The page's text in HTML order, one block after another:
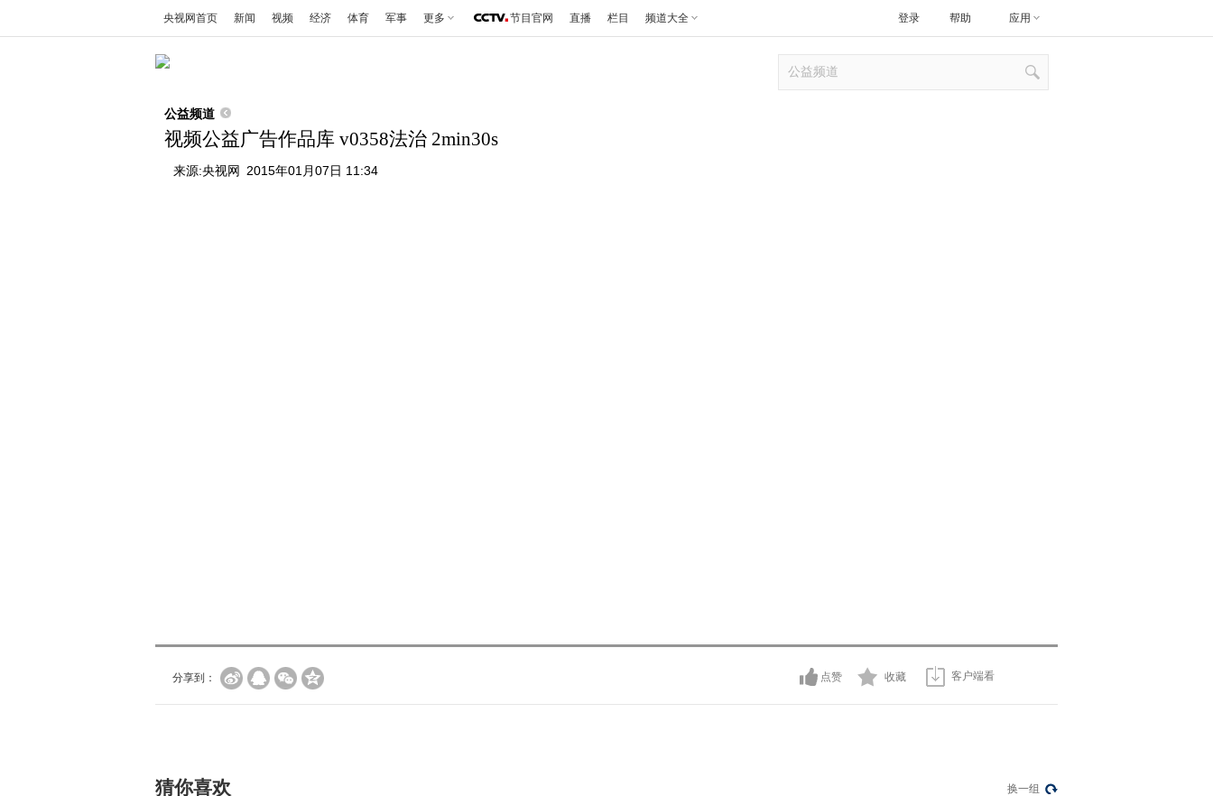
央视网首页 新闻 视频 经济 体育 军事 更多 节目官网 直播 栏目 频道大全 帮助 应用
登录
公益频道
视频公益广告作品库 v0358法治 2min30s
来源:央视网 2015年01月07日 11:34
分享到： 点赞 收藏 客户端看
猜你喜欢 换一组